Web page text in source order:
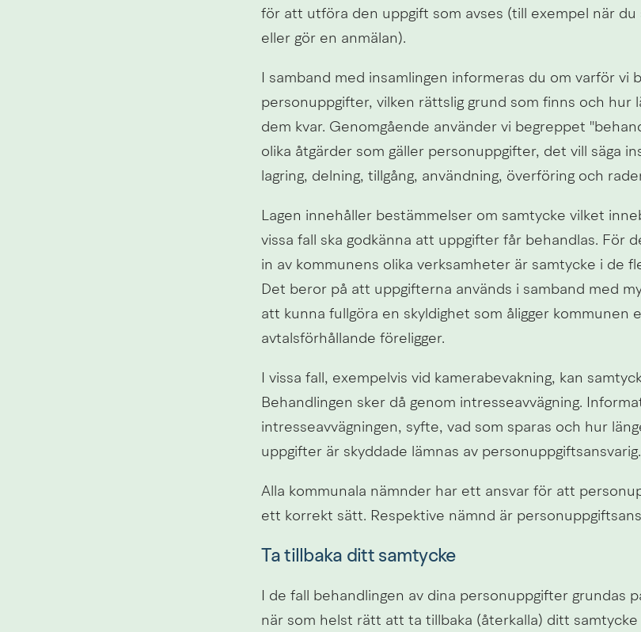
för att utföra den uppgift som avses (till exempel när du
eller gör en anmälan).
I samband med insamlingen informeras du om varför vi
personuppgifter, vilken rättslig grund som finns och hur
dem kvar. Genomgående använder vi begreppet
olika åtgärder som gäller personuppgifter, det vill säga
lagring, delning, tillgång, användning, överföring och
Lagen innehåller bestämmelser om samtycke vilket
vissa fall ska godkänna att uppgifter får behandlas. För
in av kommunens olika verksamheter är samtycke i de
Det beror på att uppgifterna används i samband med
att kunna fullgöra en skyldighet som åligger kommunen
avtalsförhållande föreligger.
I vissa fall, exempelvis vid kamerabevakning, kan
Behandlingen sker då genom intresseavvägning.
intresseavvägningen, syfte, vad som sparas och hur
uppgifter är skyddade lämnas av personuppgiftsansvarig.
Alla kommunala nämnder har ett ansvar för att
ett korrekt sätt. Respektive nämnd är
Ta tillbaka ditt samtycke
I de fall behandlingen av dina personuppgifter grundas
när som helst rätt att ta tillbaka (återkalla) ditt samtycke